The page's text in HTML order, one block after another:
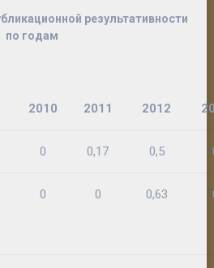
результативности
по годам
2010 2011 2012
0 0,17 0,5
0 0 0,63